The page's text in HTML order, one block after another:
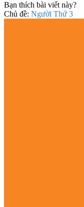
Bạn thích bài viết này?
Chủ đề: Người Thứ 3